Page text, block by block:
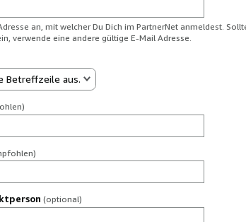
an, mit welcher Du Dich im PartnerNet anmeldest.
verwende eine andere gültige E-Mail Adresse.
Betreffzeile aus.
(optional)